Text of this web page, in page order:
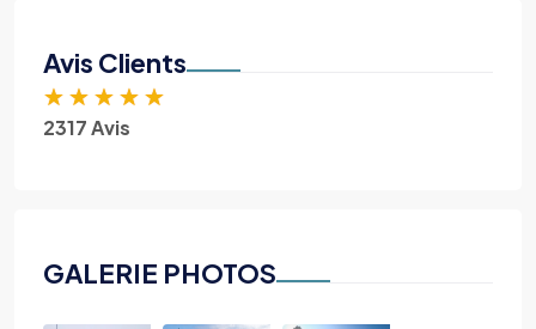
Avis Clients
★ ★ ★ ★ ★
2317 Avis
GALERIE PHOTOS